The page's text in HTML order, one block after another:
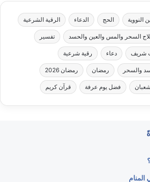
النووية الحج الدعاء الرقية الشرعية
السحر والمس والعين والحسد تفسير
شريف دعاء رقية شرعية
والسحر رمضان رمضان 2026
فضل يوم عرفة قرآن كريم